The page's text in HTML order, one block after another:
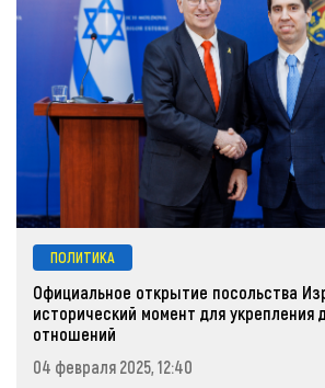
ПОЛИТИКА
Официальное открытие посольства
исторический момент для укрепления
отношений
04 февраля 2025, 12:40